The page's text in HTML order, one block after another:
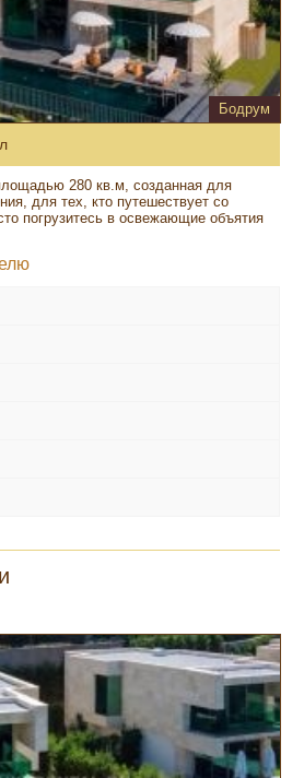
Бодрум
280 кв.м, созданная для
для тех, кто путешествует со
погрузитесь в освежающие объятия